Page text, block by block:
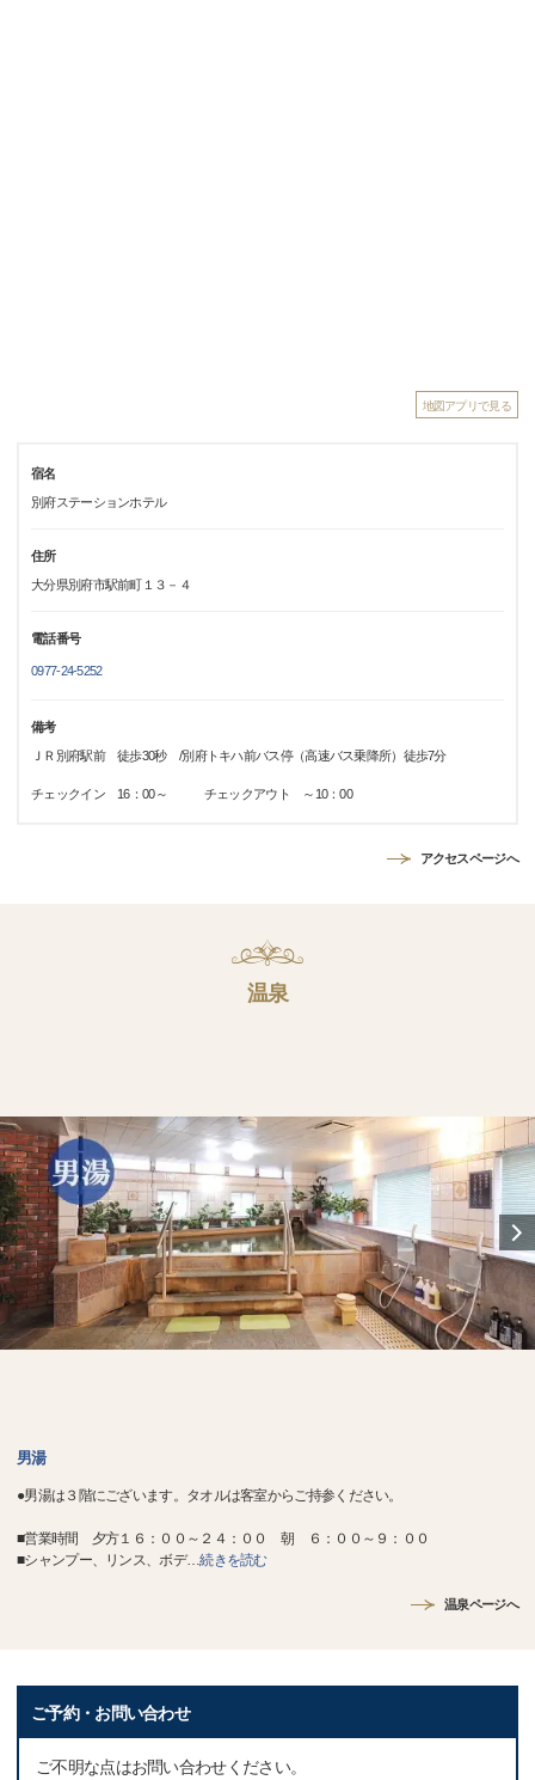
地図アプリで見る
宿名
別府ステーションホテル
住所
大分県別府市駅前町１３－４
電話番号
0977-24-5252
備考
ＪＲ別府駅前 徒歩30秒 /別府トキハ前バス停（高速バス乗降所）徒歩7分
チェックイン 16：00～ チェックアウト ～10：00
アクセスページへ
温泉
男湯
●男湯は３階にございます。タオルは客室からご持参ください。
■営業時間 夕方１６：００～２４：００ 朝 ６：００～９：００
■シャンプー、リンス、ボデ…続きを読む
温泉ページへ
ご予約・お問い合わせ
ご不明な点はお問い合わせください。